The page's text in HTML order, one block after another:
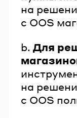
на
с OOS
b. Для
на
с OOS